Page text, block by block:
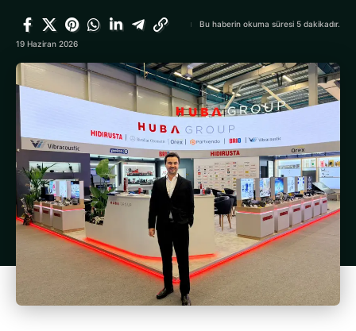
19 Haziran 2026
Bu haberin okuma süresi 5 dakikadır.